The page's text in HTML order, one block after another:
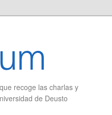
recoge las charlas y
de Deusto